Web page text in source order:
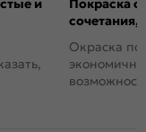
и
Покраска
сочетания,
Окраска